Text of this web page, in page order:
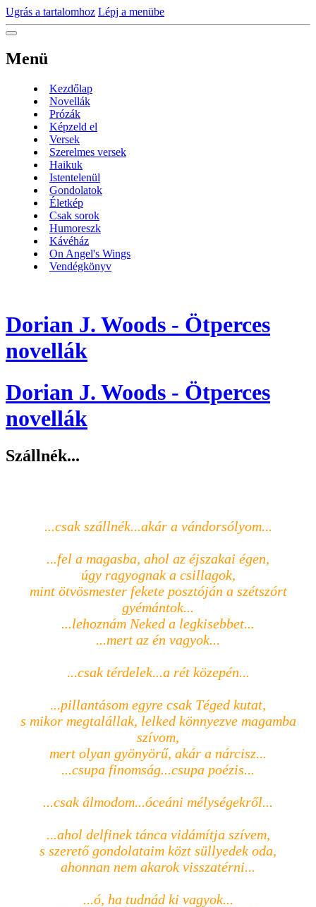
Ugrás a tartalomhoz Lépj a menübe
Menü
Kezdőlap
Novellák
Prózák
Képzeld el
Versek
Szerelmes versek
Haikuk
Istentelenül
Gondolatok
Életkép
Csak sorok
Humoreszk
Kávéház
On Angel's Wings
Vendégkönyv
Dorian J. Woods - Ötperces
novellák
Dorian J. Woods - Ötperces
novellák
Szállnék...
...csak szállnék...akár a vándorsólyom...
...fel a magasba, ahol az éjszakai égen,
úgy ragyognak a csillagok,
mint ötvösmester fekete posztóján a szétszórt
gyémántok...
...lehoznám Neked a legkisebbet...
...mert az én vagyok...
...csak térdelek...a rét közepén...
...pillantásom egyre csak Téged kutat,
s mikor megtalállak, lelked könnyezve magamba
szívom,
mert olyan gyönyörű, akár a nárcisz...
...csupa finomság...csupa poézis...
...csak álmodom...óceáni mélységekről...
...ahol delfinek tánca vidámítja szívem,
s szerető gondolataim közt süllyedek oda,
ahonnan nem akarok visszatérni...
...ó, ha tudnád ki vagyok...